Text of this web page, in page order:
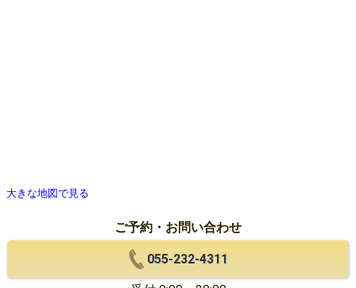
大きな地図で見る
ご予約・お問い合わせ
055-232-4311